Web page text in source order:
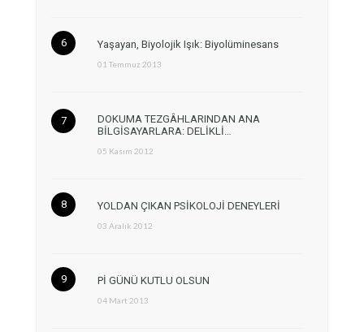
Yaşayan, Biyolojik Işık: Biyolüminesans
01 Temmuz 2013
DOKUMA TEZGÂHLARINDAN ANA
BİLGİSAYARLARA: DELİKLİ…
05 Kasım 2012
YOLDAN ÇIKAN PSİKOLOJİ DENEYLERİ
03 Aralık 2012
Pİ GÜNÜ KUTLU OLSUN
04 Mart 2013